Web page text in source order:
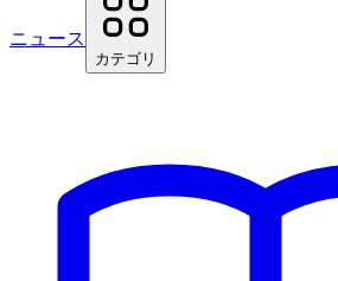
ニュース
カテゴリ